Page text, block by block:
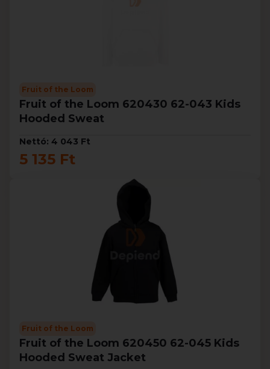
Fruit of the Loom
Fruit of the Loom 620430 62-043 Kids
Hooded Sweat
Nettó: 4 043 Ft
5 135 Ft
Fruit of the Loom
Fruit of the Loom 620450 62-045 Kids
Hooded Sweat Jacket